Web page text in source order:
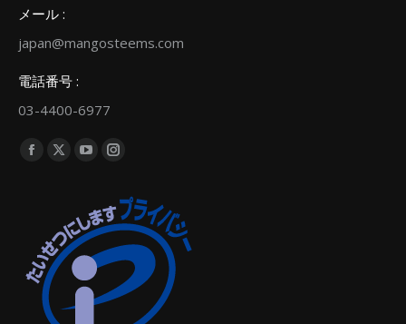
メール :
japan@mangosteems.com
電話番号 :
03-4400-6977
Find us on:
Facebook
new
window
X
opens
in
new
window
YouTube
opens
in
new
window
Instagram
opens
in
new
window